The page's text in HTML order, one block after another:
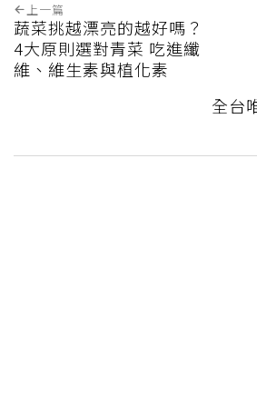
上一篇
蔬菜挑越漂亮的越好嗎？
4大原則選對青菜 吃進纖
維、維生素與植化素
全台